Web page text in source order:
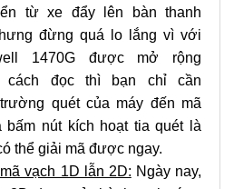
từ xe đẩy lên bàn thanh
đừng quá lo lắng vì với
1470G được mở rộng
cách đọc thì bạn chỉ cần
quét của máy đến mã
bấm nút kích hoạt tia quét là
thể giải mã được ngay.
vạch 1D lẫn 2D: Ngày nay,